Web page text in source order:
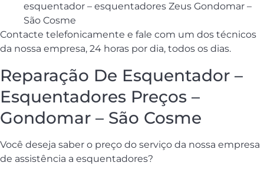
esquentador – esquentadores Zeus Gondomar –
São Cosme
Contacte telefonicamente e fale com um dos técnicos
da nossa empresa, 24 horas por dia, todos os dias.
Reparação De Esquentador –
Esquentadores Preços –
Gondomar – São Cosme
Você deseja saber o preço do serviço da nossa empresa
de assistência a esquentadores?